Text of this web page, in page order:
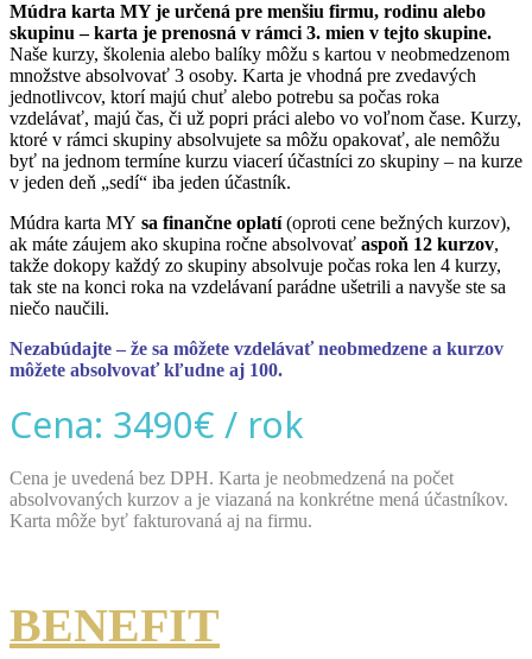
Múdra karta MY je určená pre menšiu firmu, rodinu alebo
skupinu – karta je prenosná v rámci 3. mien v tejto skupine.
Naše kurzy, školenia alebo balíky môžu s kartou v neobmedzenom
množstve absolvovať 3 osoby. Karta je vhodná pre zvedavých
jednotlivcov, ktorí majú chuť alebo potrebu sa počas roka
vzdelávať, majú čas, či už popri práci alebo vo voľnom čase. Kurzy,
ktoré v rámci skupiny absolvujete sa môžu opakovať, ale nemôžu
byť na jednom termíne kurzu viacerí účastníci zo skupiny – na kurze
v jeden deň „sedí“ iba jeden účastník.
Múdra karta MY sa finančne oplatí(oproti cene bežných kurzov),
ak máte záujem ako skupina ročne absolvovať aspoň 12 kurzov,
takže dokopy každý zo skupiny absolvuje počas roka len 4 kurzy,
tak ste na konci roka na vzdelávaní parádne ušetrili a navyše ste sa
niečo naučili.
Nezabúdajte – že sa môžete vzdelávať neobmedzene a kurzov
môžete absolvovať kľudne aj 100.
Cena: 3490€ / rok
Cena je uvedená bez DPH. Karta je neobmedzená na počet
absolvovaných kurzov a je viazaná na konkrétne mená účastníkov.
Karta môže byť fakturovaná aj na firmu.
BENEFIT